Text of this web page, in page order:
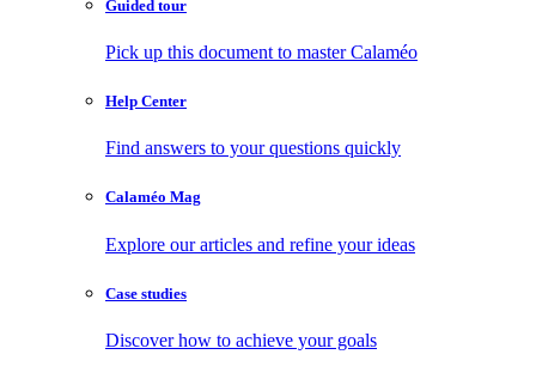
Guided tour
Pick up this document to master Calaméo
Help Center
Find answers to your questions quickly
Calaméo Mag
Explore our articles and refine your ideas
Case studies
Discover how to achieve your goals